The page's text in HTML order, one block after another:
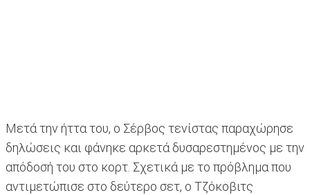
Μετά την ήττα του, ο Σέρβος τενίστας παραχώρησε
δηλώσεις και φάνηκε αρκετά δυσαρεστημένος με την
απόδοσή του στο κορτ. Σχετικά με το πρόβλημα που
αντιμετώπισε στο δεύτερο σετ, ο Τζόκοβιτς